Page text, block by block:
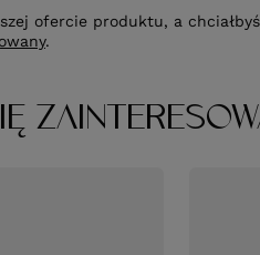
ofercie produktu, a
.